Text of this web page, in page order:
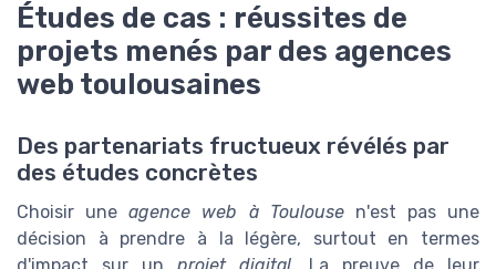
Études de cas : réussites de
projets menés par des agences
web toulousaines
Des partenariats fructueux révélés par
des études concrètes
Choisir uneagence web à Toulousen'est pas une
décision à prendre à la légère, surtout en termes